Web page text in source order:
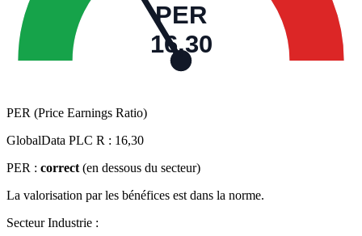
PER
16,30
PER (Price Earnings Ratio)
GlobalData PLC R : 16,30
PER : correct (en dessous du secteur)
La valorisation par les bénéfices est dans la norme.
Secteur Industrie :